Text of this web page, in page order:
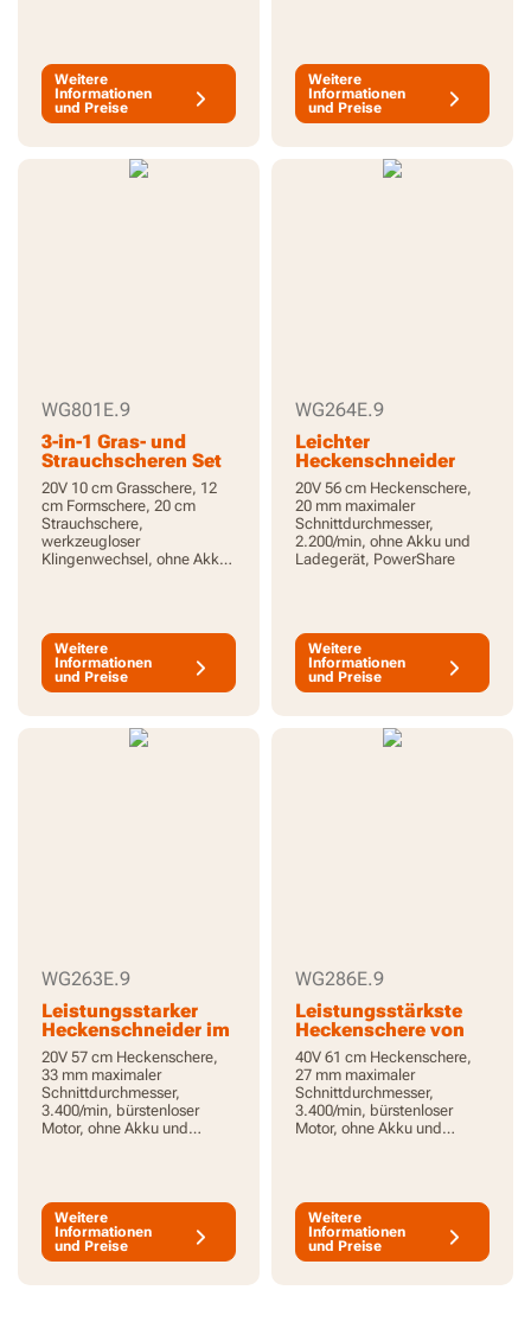
Weitere
Informationen
und Preise
Weitere
Informationen
und Preise
WG801E.9
3-in-1 Gras- und
Strauchscheren Set
20V 10 cm Grasschere, 12
cm Formschere, 20 cm
Strauchschere,
werkzeugloser
Klingenwechsel, ohne Akku
Weitere
Informationen
und Preise
WG264E.9
Leichter
Heckenschneider
mit größerer
Reichweite
20V 56 cm Heckenschere,
20 mm maximaler
Schnittdurchmesser,
2.200/min, ohne Akku und
Ladegerät, PowerShare
Weitere
Informationen
und Preise
WG263E.9
Leistungsstarker
Heckenschneider im
leichten Design
20V 57 cm Heckenschere,
33 mm maximaler
Schnittdurchmesser,
3.400/min, bürstenloser
Motor, ohne Akku und
Weitere
Informationen
und Preise
WG286E.9
Leistungsstärkste
Heckenschere von
Worx
40V 61 cm Heckenschere,
27 mm maximaler
Schnittdurchmesser,
3.400/min, bürstenloser
Motor, ohne Akku und
Weitere
Informationen
und Preise